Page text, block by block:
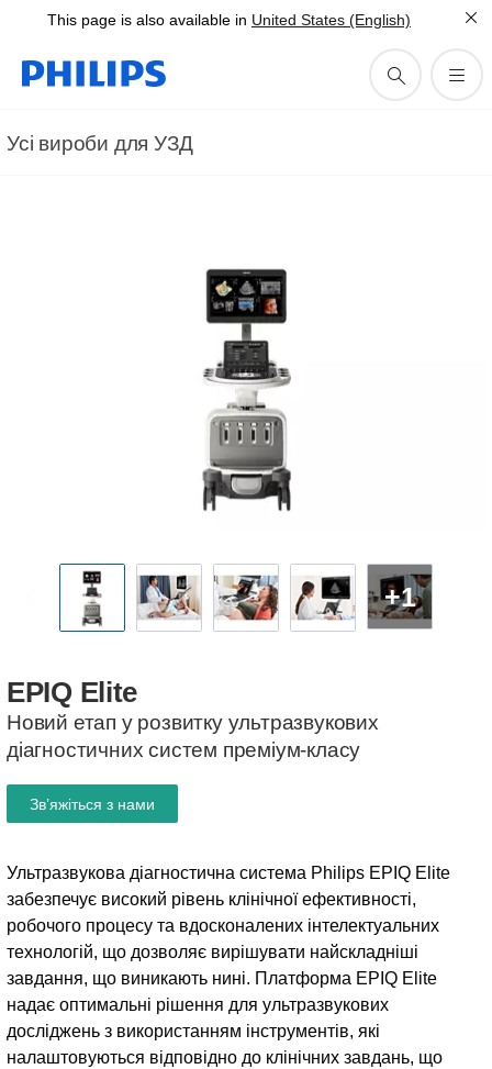
This page is also available in United States (English)
Усі вироби для УЗД
+1
EPIQ Elite
Новий етап у розвитку ультразвукових
діагностичних систем преміум-класу
Ультразвукова діагностична система Philips EPIQ Elite
забезпечує високий рівень клінічної ефективності,
робочого процесу та вдосконалених інтелектуальних
технологій, що дозволяє вирішувати найскладніші
завдання, що виникають нині. Платформа EPIQ Elite
надає оптимальні рішення для ультразвукових
досліджень з використанням інструментів, які
налаштовуються відповідно до клінічних завдань, що
Зв’яжіться з нами